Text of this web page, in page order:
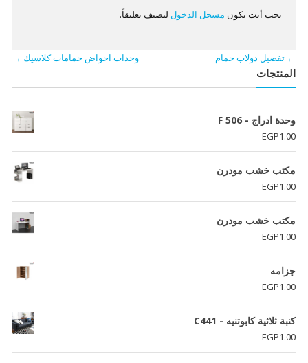
يجب أنت تكون مسجل الدخول لتضيف تعليقاً.
← تفصيل دولاب حمام وحدات احواض حمامات كلاسيك →
المنتجات
وحدة ادراج - F 506
EGP1.00
مكتب خشب مودرن
EGP1.00
مكتب خشب مودرن
EGP1.00
جزامه
EGP1.00
كنبة ثلاثية كابوتنيه - C441
EGP1.00